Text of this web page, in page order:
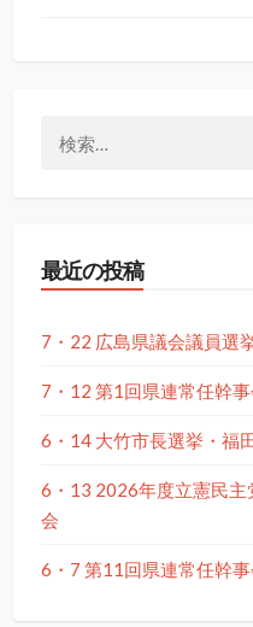
最近の投稿
7・22 広島県議会議員選
7・12 第1回県連常任幹
6・14 大竹市長選挙・福
6・13 2026年度立憲民主
会
6・7 第11回県連常任幹事